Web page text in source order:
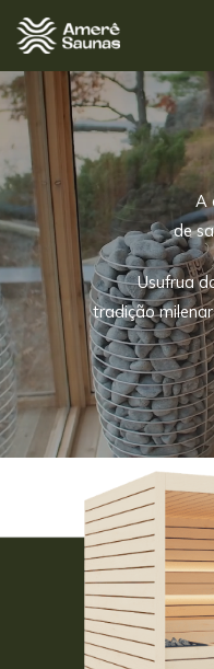
para
o
conteúdo
A
de
Usufrua
tradição